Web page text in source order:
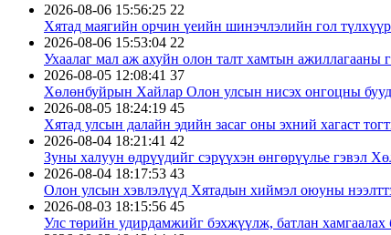
2026-08-06 15:56:25 22
Хятад маягийн орчин үеийн шинэчлэлийн гол
2026-08-06 15:53:04 22
Ухаалаг мал аж ахуйн олон талт хамтын ажиллагааны
2026-08-05 12:08:41 37
Хөлөнбуйрын Хайлар Олон улсын нисэх онгоцны
2026-08-05 18:24:19 45
Хятад улсын далайн эдийн засаг оны эхний хагаст
2026-08-04 18:21:41 42
Зуны халуун өдрүүдийг сэрүүхэн өнгөрүүлье гэвэл
2026-08-04 18:17:53 43
Олон улсын хэвлэлүүд Хятадын хиймэл оюуны
2026-08-03 18:15:56 45
Улс төрийн удирдамжийг бэхжүүлж, батлан